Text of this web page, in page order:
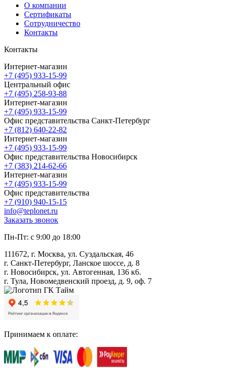
О компании
Сертификаты
Сотрудничество
Контакты
Контакты
Интернет-магазин
+7 (495) 933-15-99
Центральный офис
+7 (495) 258-93-88
Интернет-магазин
+7 (495) 933-15-99
Офис представительства Санкт-Петербург
+7 (812) 640-22-82
Интернет-магазин
+7 (495) 933-15-99
Офис представительства Новосибирск
+7 (383) 214-62-66
Интернет-магазин
+7 (495) 933-15-99
Офис представительства
+7 (910) 940-15-15
info@teplonet.ru
Заказать звонок
Пн-Пт: с 9:00 до 18:00
111672, г. Москва, ул. Суздальская, 46
г. Санкт-Петербург, Ланское шоссе, д. 8
г. Новосибирск, ул. Автогенная, 136 к6.
г. Тула, Новомедвенский проезд, д. 9, оф. 7
Принимаем к оплате: